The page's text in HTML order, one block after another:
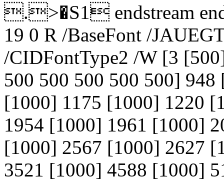
.>�S1 endstream
19 0 R /BaseFont /
/CIDFontType2 /W [3
500 500 500 500 500]
[1000] 1175 [1000] 1220
1954 [1000] 1961 [1000]
[1000] 2567 [1000] 2627
3521 [1000] 4588 [1000]